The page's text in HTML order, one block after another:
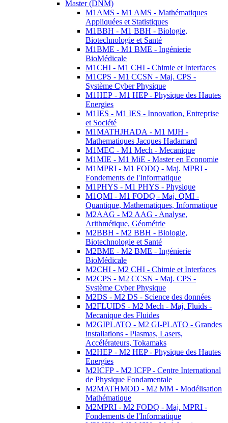
Master (DNM)
M1AMS - M1 AMS - Mathématiques
Appliquées et Statistiques
M1BBH - M1 BBH - Biologie,
Biotechnologie et Santé
M1BME - M1 BME - Ingénierie
BioMédicale
M1CHI - M1 CHI - Chimie et Interfaces
M1CPS - M1 CCSN - Maj. CPS -
Système Cyber Physique
M1HEP - M1 HEP - Physique des Hautes
Energies
M1IES - M1 IES - Innovation, Entreprise
et Société
M1MATHJHADA - M1 MJH -
Mathematiques Jacques Hadamard
M1MEC - M1 Mech - Mecanique
M1MIE - M1 MiE - Master en Economie
M1MPRI - M1 FODQ - Maj. MPRI -
Fondements de l'Informatique
M1PHYS - M1 PHYS - Physique
M1QMI - M1 FODQ - Maj. QMI -
Quantique, Mathematiques, Informatique
M2AAG - M2 AAG - Analyse,
Arithmétique, Géométrie
M2BBH - M2 BBH - Biologie,
Biotechnologie et Santé
M2BME - M2 BME - Ingénierie
BioMédicale
M2CHI - M2 CHI - Chimie et Interfaces
M2CPS - M2 CCSN - Maj. CPS -
Système Cyber Physique
M2DS - M2 DS - Science des données
M2FLUIDS - M2 Mech - Maj. Fluids -
Mecanique des Fluides
M2GIPLATO - M2 GI-PLATO - Grandes
installations - Plasmas, Lasers,
Accélérateurs, Tokamaks
M2HEP - M2 HEP - Physique des Hautes
Energies
M2ICFP - M2 ICFP - Centre International
de Physique Fondamentale
M2MATHMOD - M2 MM - Modélisation
Mathématique
M2MPRI - M2 FODQ - Maj. MPRI -
Fondements de l'Informatique